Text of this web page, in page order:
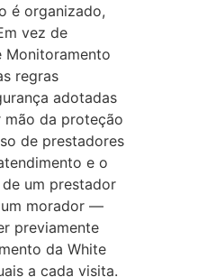
é organizado,
vez de
Monitoramento
regras
adotadas
mão da proteção
de prestadores
e o
um prestador
um morador —
previamente
da White
a cada visita.